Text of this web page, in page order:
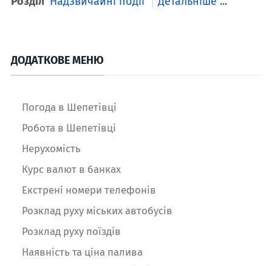
ДОДАТКОВЕ МЕНЮ
Погода в Шепетівці
Робота в Шепетівці
Нерухомість
Курс валют в банках
Екстрені номери телефонів
Розклад руху міських автобусів
Розклад руху поїздів
Наявність та ціна палива